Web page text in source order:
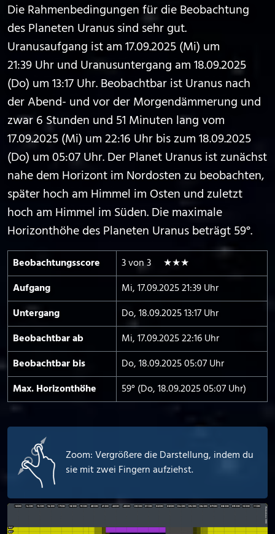
Die Rahmenbedingungen für die Beobachtung
des Planeten Uranus sind sehr gut.
Uranusaufgang ist am 17.09.2025 (Mi) um
21:39 Uhr und Uranusuntergang am 18.09.2025
(Do) um 13:17 Uhr. Beobachtbar ist Uranus nach
der Abend- und vor der Morgendämmerung und
zwar 6 Stunden und 51 Minuten lang vom
17.09.2025 (Mi) um 22:16 Uhr bis zum 18.09.2025
(Do) um 05:07 Uhr. Der Planet Uranus ist zunächst
nahe dem Horizont im Nordosten zu beobachten,
später hoch am Himmel im Osten und zuletzt
hoch am Himmel im Süden. Die maximale
Horizonthöhe des Planeten Uranus beträgt 59°.
Beobachtungs­score
3 von 3 ★★★
Aufgang
Mi, 17.09.2025 21:39 Uhr
Untergang
Do, 18.09.2025 13:17 Uhr
Beobachtbar ab
Mi, 17.09.2025 22:16 Uhr
Beobachtbar bis
Do, 18.09.2025 05:07 Uhr
Max. Horizont­höhe
59° (Do, 18.09.2025 05:07 Uhr)
Zoom: Vergrößere die Darstellung, indem du
sie mit zwei Fingern aufziehst.